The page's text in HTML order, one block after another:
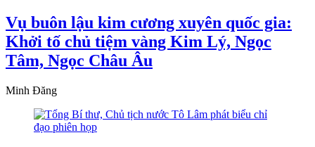
Vụ buôn lậu kim cương xuyên quốc gia:
Khởi tố chủ tiệm vàng Kim Lý, Ngọc
Tâm, Ngọc Châu Âu
Minh Đăng